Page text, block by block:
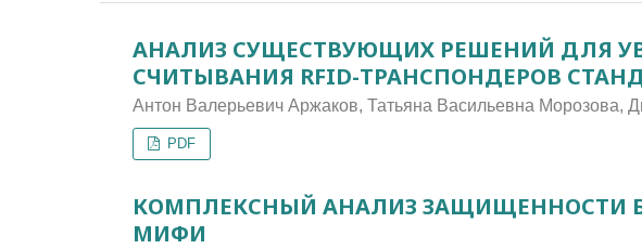
АНАЛИЗ СУЩЕСТВУЮЩИХ РЕШЕНИЙ ДЛЯ
СЧИТЫВАНИЯ RFID-ТРАНСПОНДЕРОВ
Антон Валерьевич Аржаков, Татьяна Васильевна Морозова,
PDF
КОМПЛЕКСНЫЙ АНАЛИЗ ЗАЩИЩЕННОСТИ
МИФИ